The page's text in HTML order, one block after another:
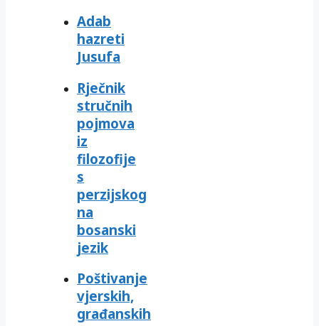
Adab
hazreti
Jusufa
Rječnik
stručnih
pojmova
iz
filozofije
s
perzijskog
na
bosanski
jezik
Poštivanje
vjerskih,
građanskih